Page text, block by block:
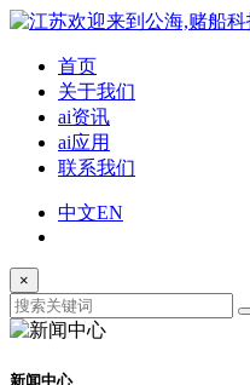
首页
关于我们
ai资讯
ai应用
联系我们
中文EN
×
新闻中心